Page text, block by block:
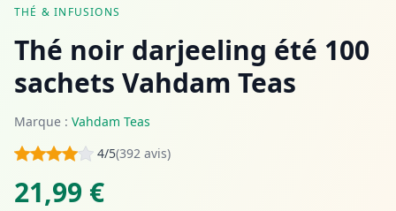
THÉ & INFUSIONS
Thé noir darjeeling été 100
sachets Vahdam Teas
Marque : Vahdam Teas
4/5(392 avis)
21,99 €